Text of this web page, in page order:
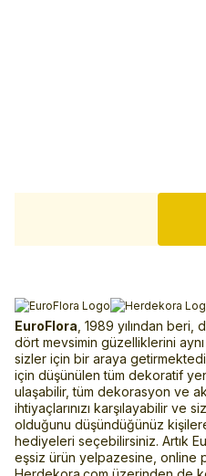
EuroFlora , 1989 yılından
dört mevsimin güzelliklerini aynı
sizler için bir araya
için düşünülen tüm dekoratif
ulaşabilir, tüm dekorasyon ve
ihtiyaçlarınızı karşılayabilir ve
olduğunu düşündüğünüz
hediyeleri seçebilirsiniz. Artık
eşsiz ürün yelpazesine, online